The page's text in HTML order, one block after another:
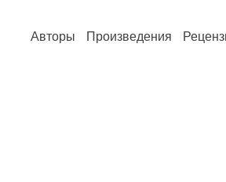
Авторы Произведения